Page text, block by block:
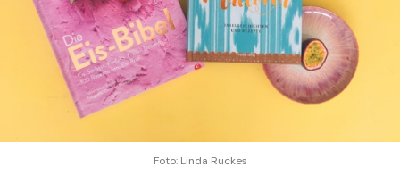
Foto: Linda Ruckes